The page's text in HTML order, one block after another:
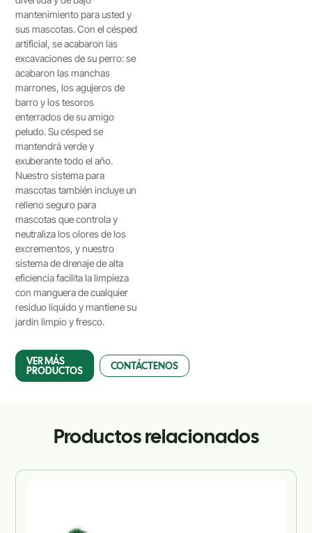
mantenimiento para usted y
sus mascotas. Con el césped
artificial, se acabaron las
excavaciones de su perro: se
acabaron las manchas
marrones, los agujeros de
barro y los tesoros
enterrados de su amigo
peludo. Su césped se
mantendrá verde y
exuberante todo el año.
Nuestro sistema para
mascotas también incluye un
relleno seguro para
mascotas que controla y
neutraliza los olores de los
excrementos, y nuestro
sistema de drenaje de alta
eficiencia facilita la limpieza
con manguera de cualquier
residuo líquido y mantiene su
jardín limpio y fresco.
VER MÁS
PRODUCTOS CONTÁCTENOS
Productos relacionados